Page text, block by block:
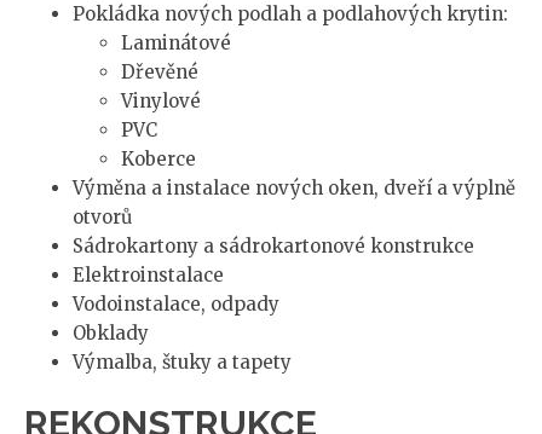
Pokládka nových podlah a podlahových krytin:
Laminátové
Dřevěné
Vinylové
PVC
Koberce
Výměna a instalace nových oken, dveří a výplně
otvorů
Sádrokartony a sádrokartonové konstrukce
Elektroinstalace
Vodoinstalace, odpady
Obklady
Výmalba, štuky a tapety
REKONSTRUKCE